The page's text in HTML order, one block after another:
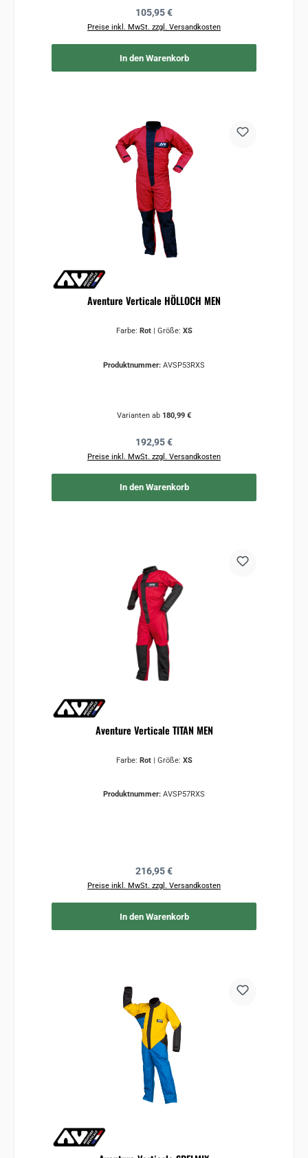
Regulärer Preis:
105,95 €
Preise inkl. MwSt. zzgl. Versandkosten
In den Warenkorb
Aventure Verticale HÖLLOCH MEN
Farbe: Rot Größe: XS
Produktnummer: AVSP53RXS
Varianten ab 180,99 €
Regulärer Preis:
192,95 €
Preise inkl. MwSt. zzgl. Versandkosten
In den Warenkorb
Aventure Verticale TITAN MEN
Farbe: Rot | Größe: XS
Produktnummer: AVSP57RXS
Regulärer Preis:
216,95 €
Preise inkl. MwSt. zzgl. Versandkosten
In den Warenkorb